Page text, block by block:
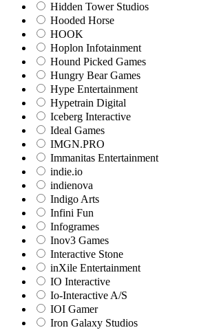
Hidden Tower Studios
Hooded Horse
HOOK
Hoplon Infotainment
Hound Picked Games
Hungry Bear Games
Hype Entertainment
Hypetrain Digital
Iceberg Interactive
Ideal Games
IMGN.PRO
Immanitas Entertainment
indie.io
indienova
Indigo Arts
Infini Fun
Infogrames
Inov3 Games
Interactive Stone
inXile Entertainment
IO Interactive
Io-Interactive A/S
IOI Gamer
Iron Galaxy Studios